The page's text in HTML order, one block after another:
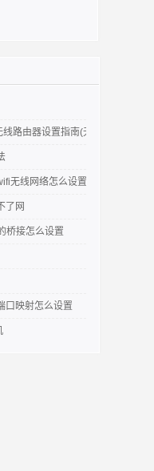
路由器设置指南(无线AP模式)
无线网络怎么设置
了网
桥接怎么设置
口映射怎么设置